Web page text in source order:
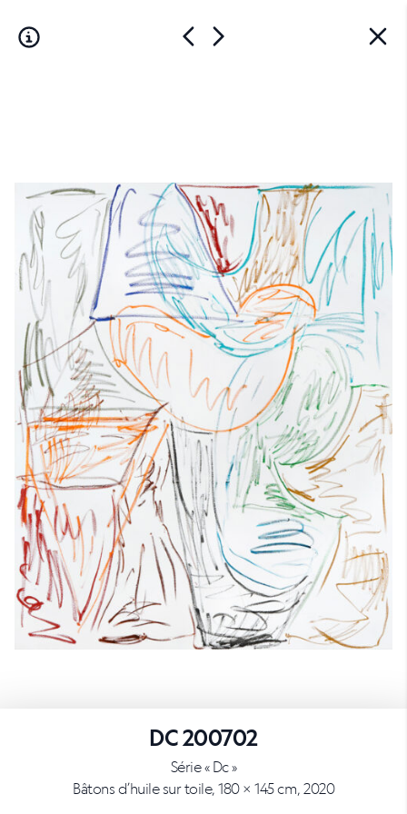
DC 200702
Série « Dc »
Bâtons d’huile sur toile, 180 × 145 cm, 2020